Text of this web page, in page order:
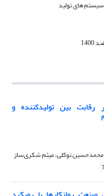
رقابت بین تولیدکننده و
توکلی، میثم شکری‌ساز